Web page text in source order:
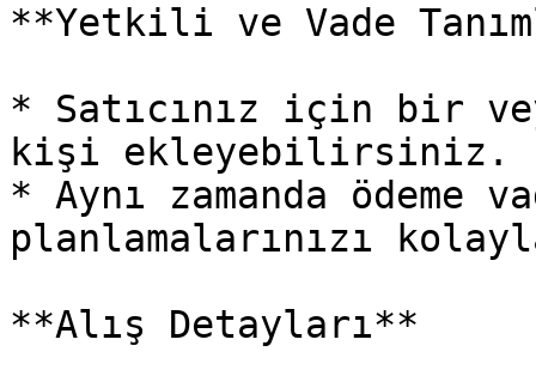
**Yetkili ve Vade
* Satıcınız için bir
kişi ekleyebilirsiniz.
* Aynı zamanda ödeme
planlamalarınızı
**Alış Detayları**